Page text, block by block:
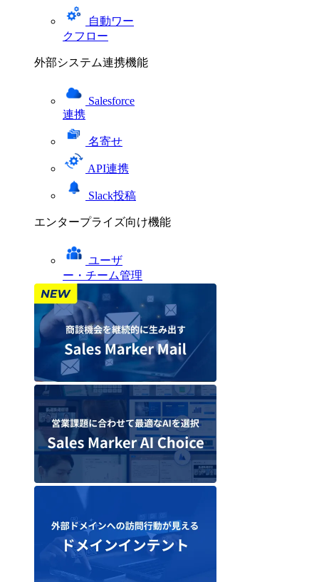
自動ワー
クフロー
外部システム連携機能
Salesforce
連携
名寄せ
API連携
Slack投稿
エンタープライズ向け機能
ユーザ
ー・チーム管理